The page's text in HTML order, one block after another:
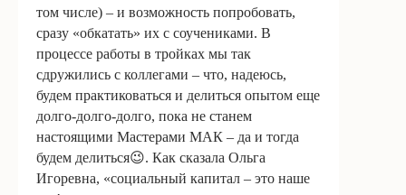
том числе) – и возможность попробовать,
сразу «обкатать» их с соучениками. В
процессе работы в тройках мы так
сдружились с коллегами – что, надеюсь,
будем практиковаться и делиться опытом еще
долго-долго-долго, пока не станем
настоящими Мастерами МАК – да и тогда
будем делиться😉. Как сказала Ольга
Игоревна, «социальный капитал – это наше
Онлайн-школа «Инсайт»
2025г. Все права защищены